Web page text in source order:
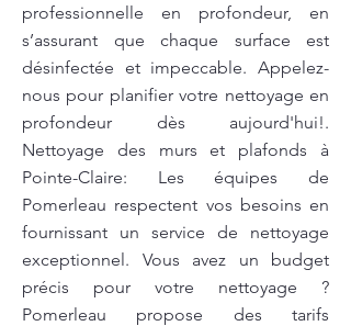
professionnelle en profondeur, en
s’assurant que chaque surface est
désinfectée et impeccable. Appelez-
nous pour planifier votre nettoyage en
profondeur dès aujourd'hui!.
Nettoyage des murs et plafonds à
Pointe-Claire: Les équipes de
Pomerleau respectent vos besoins en
fournissant un service de nettoyage
exceptionnel. Vous avez un budget
précis pour votre nettoyage ?
Pomerleau propose des tarifs